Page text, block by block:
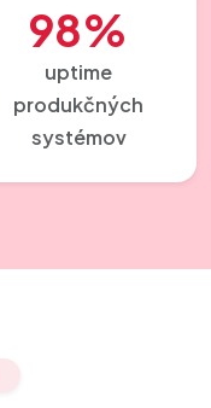
98%
uptime
produkčných
systémov